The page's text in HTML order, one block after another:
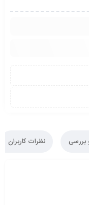
بررسی نظرات کاربران